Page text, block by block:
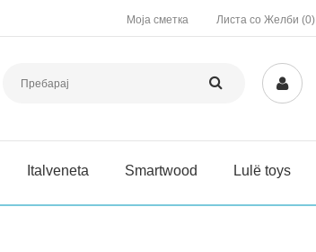
Моја сметка Листа со Желби (0)
Italveneta Smartwood Lulë toys